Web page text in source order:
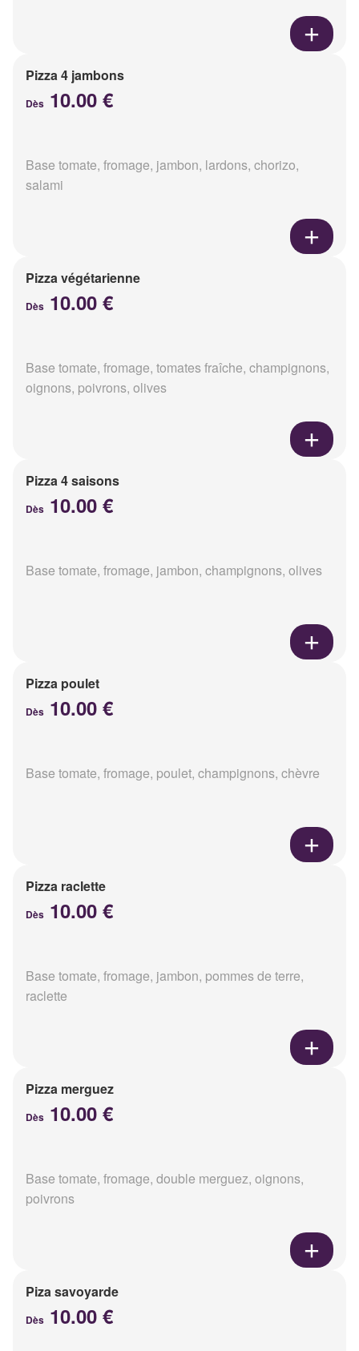
Pizza 4 jambons
Dès 10.00 €
Base tomate, fromage, jambon, lardons, chorizo,
salami
Pizza végétarienne
Dès 10.00 €
Base tomate, fromage, tomates fraîche, champignons,
oignons, poivrons, olives
Pizza 4 saisons
Dès 10.00 €
Base tomate, fromage, jambon, champignons, olives
Pizza poulet
Dès 10.00 €
Base tomate, fromage, poulet, champignons, chèvre
Pizza raclette
Dès 10.00 €
Base tomate, fromage, jambon, pommes de terre,
raclette
Pizza merguez
Dès 10.00 €
Base tomate, fromage, double merguez, oignons,
poivrons
Piza savoyarde
Dès 10.00 €